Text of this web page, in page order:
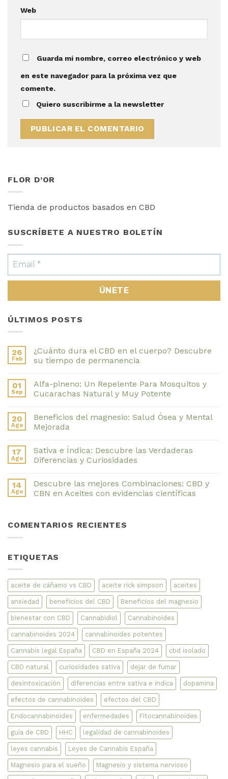
Web
Guarda mi nombre, correo electrónico y web
en este navegador para la próxima vez que
comente.
Quiero suscribirme a la newsletter
FLOR D’OR
Tienda de productos basados en CBD
SUSCRÍBETE A NUESTRO BOLETÍN
ÚLTIMOS POSTS
26
Feb
¿Cuánto dura el CBD en el cuerpo? Descubre
su tiempo de permanencia
comentarios
en
¿Cuánto
CBD
en
el
su
tiempo
de
01
Sep
Alfa-pineno: Un Repelente Para Mosquitos y
Cucarachas Natural y Muy Potente
comentarios
en
Alfa-
Repelente
Para
Mosquitos
Natural
y
Muy
20
Ago
Beneficios del magnesio: Salud Ósea y Mental
Mejorada
comentarios
en
Beneficios
Salud
Ósea
y
17
Ago
Sativa e Índica: Descubre las Verdaderas
Diferencias y Curiosidades
comentarios
en
Sativa
las
14
Ago
Descubre las mejores Combinaciones: CBD y
CBN en Aceites con evidencias científicas
en
CBD
Aceites
evidencias
científicas
COMENTARIOS RECIENTES
ETIQUETAS
aceite de cáñamo vs CBD aceite rick simpson aceites
ansiedad beneficios del CBD Beneficios del magnesio
bienestar con CBD Cannabidiol Cannabinoides
cannabinoides 2024 cannabinoides potentes
Cannabis legal España CBD en España 2024 cbd isolado
CBD natural curiosidades sativa dejar de fumar
desintoxicación diferencias entre sativa e indica dopamina
efectos de cannabinoides efectos del CBD
Endocannabinoides enfermedades Fitocannabinoides
guía de CBD HHC legalidad de cannabinoides
leyes cannabis Leyes de Cannabis España
Magnesio para el sueño Magnesio y sistema nervioso